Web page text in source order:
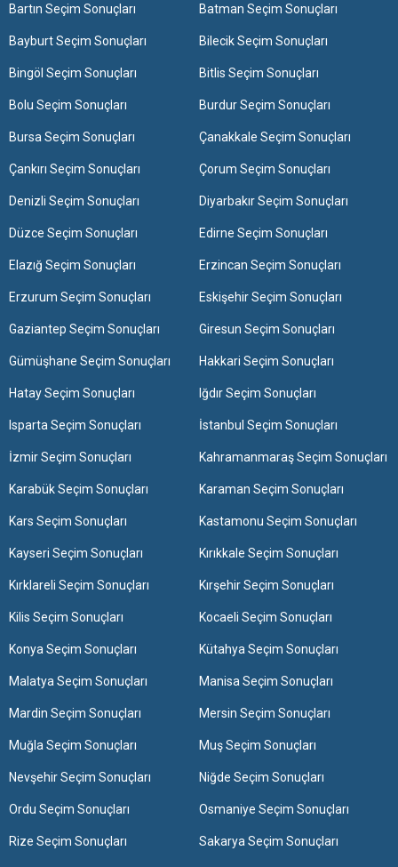
Bartın Seçim Sonuçları Batman Seçim Sonuçları
Bayburt Seçim Sonuçları Bilecik Seçim Sonuçları
Bingöl Seçim Sonuçları Bitlis Seçim Sonuçları
Bolu Seçim Sonuçları Burdur Seçim Sonuçları
Bursa Seçim Sonuçları Çanakkale Seçim Sonuçları
Çankırı Seçim Sonuçları Çorum Seçim Sonuçları
Denizli Seçim Sonuçları Diyarbakır Seçim Sonuçları
Düzce Seçim Sonuçları Edirne Seçim Sonuçları
Elazığ Seçim Sonuçları Erzincan Seçim Sonuçları
Erzurum Seçim Sonuçları Eskişehir Seçim Sonuçları
Gaziantep Seçim Sonuçları Giresun Seçim Sonuçları
Gümüşhane Seçim Sonuçları Hakkari Seçim Sonuçları
Hatay Seçim Sonuçları Iğdır Seçim Sonuçları
Isparta Seçim Sonuçları İstanbul Seçim Sonuçları
İzmir Seçim Sonuçları Kahramanmaraş Seçim Sonuçları
Karabük Seçim Sonuçları Karaman Seçim Sonuçları
Kars Seçim Sonuçları Kastamonu Seçim Sonuçları
Kayseri Seçim Sonuçları Kırıkkale Seçim Sonuçları
Kırklareli Seçim Sonuçları Kırşehir Seçim Sonuçları
Kilis Seçim Sonuçları Kocaeli Seçim Sonuçları
Konya Seçim Sonuçları Kütahya Seçim Sonuçları
Malatya Seçim Sonuçları Manisa Seçim Sonuçları
Mardin Seçim Sonuçları Mersin Seçim Sonuçları
Muğla Seçim Sonuçları Muş Seçim Sonuçları
Nevşehir Seçim Sonuçları Niğde Seçim Sonuçları
Ordu Seçim Sonuçları Osmaniye Seçim Sonuçları
Rize Seçim Sonuçları Sakarya Seçim Sonuçları